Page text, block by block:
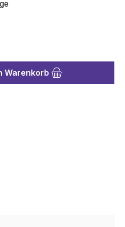
ein oder benutze die
Warenkorb